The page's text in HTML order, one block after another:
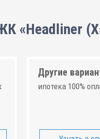
«Headliner
Другие
ипотека 100%